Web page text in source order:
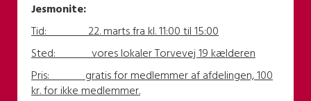
Jesmonite:
Tid: 22. marts fra kl. 11:00 til 15:00
Sted:vores lokaler Torvevej 19 kælderen
Pris: gratis for medlemmer af afdelingen, 100
kr. for ikke medlemmer.